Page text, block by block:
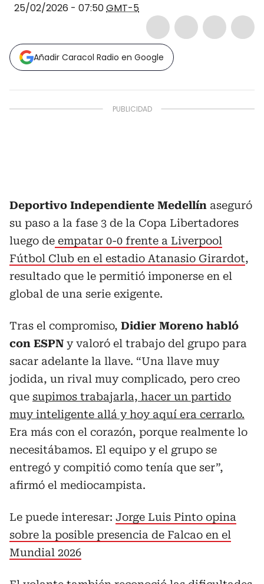
25/02/2026 - 07:50GMT-5
Añadir Caracol Radio en Google
Deportivo Independiente Medellín aseguró
su paso a la fase 3 de la Copa Libertadores
luego de empatar 0-0 frente a Liverpool
Fútbol Club en el estadio Atanasio Girardot,
resultado que le permitió imponerse en el
global de una serie exigente.
Tras el compromiso, Didier Moreno habló
con ESPN y valoró el trabajo del grupo para
sacar adelante la llave. “Una llave muy
jodida, un rival muy complicado, pero creo
que supimos trabajarla, hacer un partido
muy inteligente allá y hoy aquí era cerrarlo.
Era más con el corazón, porque realmente lo
necesitábamos. El equipo y el grupo se
entregó y compitió como tenía que ser”,
afirmó el mediocampista.
Le puede interesar: Jorge Luis Pinto opina
sobre la posible presencia de Falcao en el
Mundial 2026